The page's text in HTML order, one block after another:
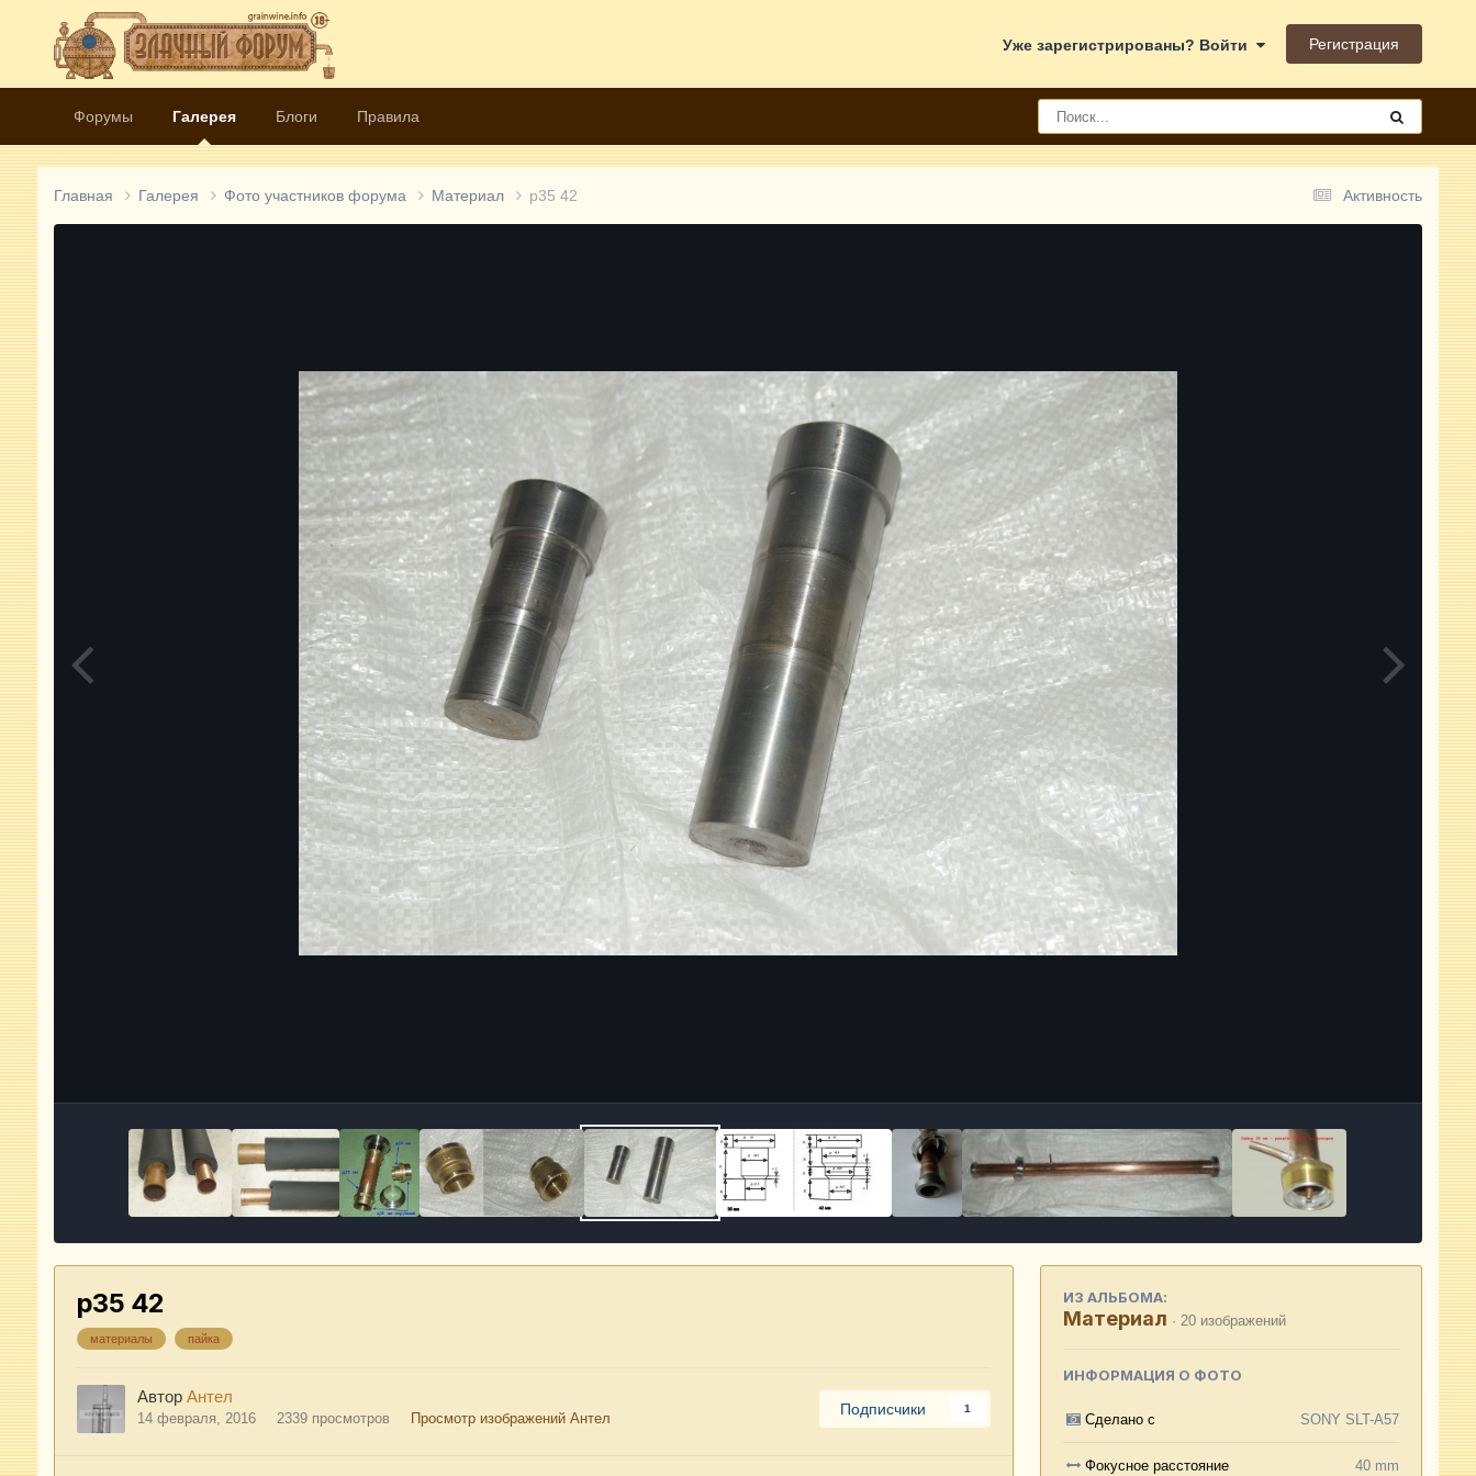
Уже зарегистрированы? Войти Регистрация
Форумы Галерея Блоги Правила
Активность
Главная Галерея Фото участников форума Материал р35 42
р35 42
материалы пайка
Автор Антел
14 февраля, 2016 2339 просмотров Просмотр изображений Антел
Подписчики 1
ИЗ АЛЬБОМА:
Материал · 20 изображений
ИНФОРМАЦИЯ О ФОТО
Сделано с SONY SLT-A57
Фокусное расстояние 40 mm